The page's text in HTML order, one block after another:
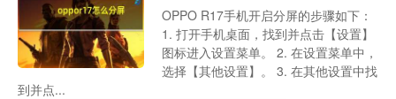
OPPO R17手机开启分屏的步骤如下：
1. 打开手机桌面，找到并点击【设置】
图标进入设置菜单。 2. 在设置菜单中，
选择【其他设置】。 3. 在其他设置中找
到并点...